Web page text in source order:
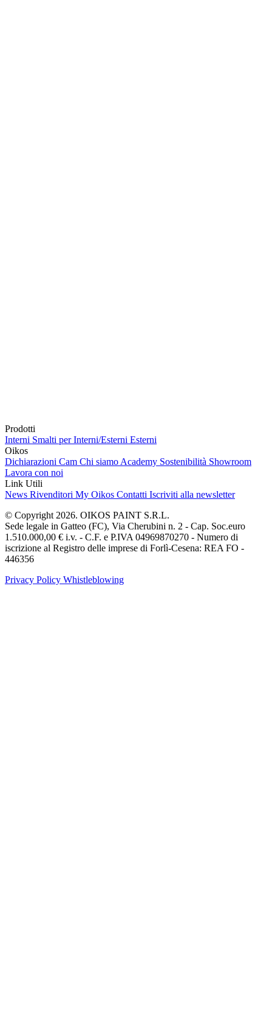
Prodotti
Interni Smalti per Interni/Esterni Esterni
Oikos
Dichiarazioni Cam Chi siamo Academy Sostenibilità Showroom
Lavora con noi
Link Utili
News Rivenditori My Oikos Contatti Iscriviti alla newsletter
© Copyright 2026. OIKOS PAINT S.R.L.
Sede legale in Gatteo (FC), Via Cherubini n. 2 - Cap. Soc.euro
1.510.000,00 € i.v. - C.F. e P.IVA 04969870270 - Numero di
iscrizione al Registro delle imprese di Forlì-Cesena: REA FO -
446356
Privacy Policy Whistleblowing